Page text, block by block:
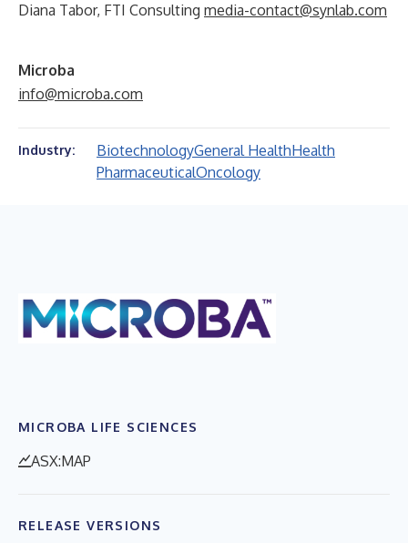
Diana Tabor, FTI Consulting media-contact@synlab.com
Microba
info@microba.com
Industry: BiotechnologyGeneral HealthHealth
PharmaceuticalOncology
MICROBA LIFE SCIENCES
ASX:MAP
RELEASE VERSIONS